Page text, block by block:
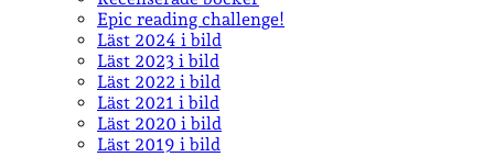
Epic reading challenge!
Läst 2024 i bild
Läst 2023 i bild
Läst 2022 i bild
Läst 2021 i bild
Läst 2020 i bild
Läst 2019 i bild